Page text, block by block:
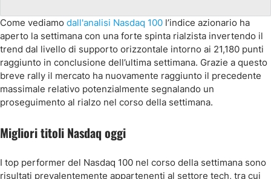
Come vediamo dall'analisi Nasdaq 100 l’indice azionario ha
aperto la settimana con una forte spinta rialzista invertendo il
trend dal livello di supporto orizzontale intorno ai 21,180 punti
raggiunto in conclusione dell’ultima settimana. Grazie a questo
breve rally il mercato ha nuovamente raggiunto il precedente
massimale relativo potenzialmente segnalando un
proseguimento al rialzo nel corso della settimana.
Migliori titoli Nasdaq oggi
I top performer del Nasdaq 100 nel corso della settimana sono
risultati prevalentemente appartenenti al settore tech, tra cui